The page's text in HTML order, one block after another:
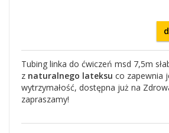
Tubing linka do ćwiczeń msd 7,5m
z naturalnego lateksu co zapewnia
wytrzymałość, dostępna już na
zapraszamy!